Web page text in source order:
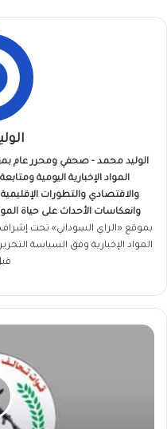
الوليد محمد - صحفي ومحرر عام
المواد الإخبارية اليومية
والاقتصادي والتطورات الإقليمية
وانعكاسات الأحداث على حياة
بموقع «الراي السوداني» تحت
المواد الإخبارية وفق السياسة
قائد